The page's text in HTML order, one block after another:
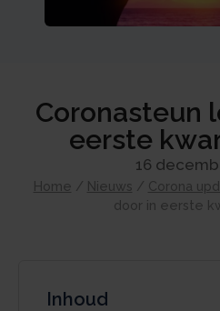
Coronasteun
eerste
16
Home / Nieuws / Corona
door in eerste
Inhoud